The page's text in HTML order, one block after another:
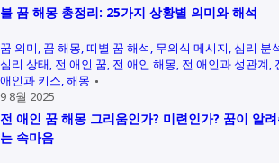
불 꿈 해몽 총정리: 25가지 상황별 의미와 해석
꿈 의미 꿈 해몽 띠별 꿈 해석 무의식 메시지 심리 분
심리 상태 전 애인 꿈 전 애인 해몽 전 애인과 성관계
애인과 키스 해몽
9 8월 2025
전 애인 꿈 해몽 그리움인가? 미련인가? 꿈이 알
는 속마음